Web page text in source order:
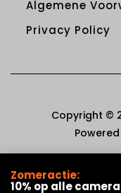
Algemene
Privacy Policy
Copyright ©
Zomeractie:
10% op alle